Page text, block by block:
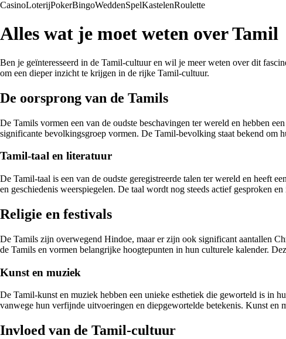
CasinoLoterijPokerBingoWeddenSpelKastelenRoulette
Alles wat je moet weten over Tamil
Ben je geïnteresseerd in de Tamil-cultuur en wil je meer weten over dit
om een dieper inzicht te krijgen in de rijke Tamil-cultuur.
De oorsprong van de Tamils
De Tamils vormen een van de oudste beschavingen ter wereld en hebben
significante bevolkingsgroep vormen. De Tamil-bevolking staat bekend om
Tamil-taal en literatuur
De Tamil-taal is een van de oudste geregistreerde talen ter wereld en heeft
en geschiedenis weerspiegelen. De taal wordt nog steeds actief gesproken
Religie en festivals
De Tamils zijn overwegend Hindoe, maar er zijn ook significant aantallen
de Tamils en vormen belangrijke hoogtepunten in hun culturele kalender.
Kunst en muziek
De Tamil-kunst en muziek hebben een unieke esthetiek die geworteld is in
vanwege hun verfijnde uitvoeringen en diepgewortelde betekenis. Kunst en
Invloed van de Tamil-cultuur